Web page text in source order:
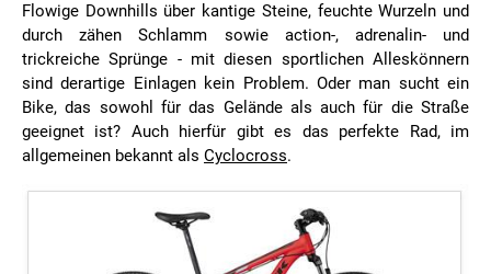
Flowige Downhills über kantige Steine, feuchte Wurzeln und
durch zähen Schlamm sowie action-, adrenalin- und
trickreiche Sprünge - mit diesen sportlichen Alleskönnern
sind derartige Einlagen kein Problem. Oder man sucht ein
Bike, das sowohl für das Gelände als auch für die Straße
geeignet ist? Auch hierfür gibt es das perfekte Rad, im
allgemeinen bekannt als Cyclocross.